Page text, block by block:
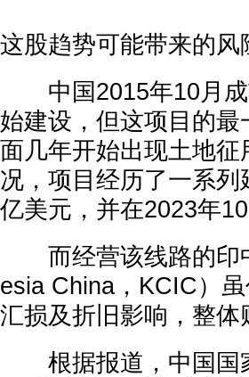
这股趋势可能带来的风
中国2015年10月成
始建设，但这项目的
面几年开始出现土地
况，项目经历了一系
亿美元，并在2023年10
而经营该线路的印
esia China，KCIC）
汇损及折旧影响，整
根据报道，中国国